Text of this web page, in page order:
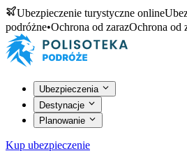
Ubezpieczenie turystyczne online
podróżne•Ochrona od zarazOchrona od
Ubezpieczenia
Destynacje
Planowanie
Kup ubezpieczenie